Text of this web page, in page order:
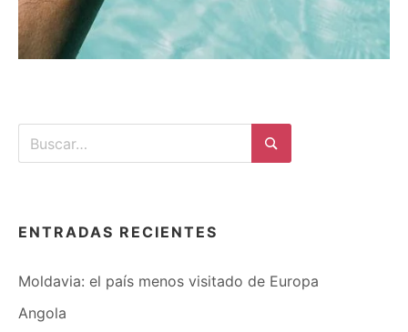
Buscar
ENTRADAS RECIENTES
Moldavia: el país menos visitado de Europa
Angola